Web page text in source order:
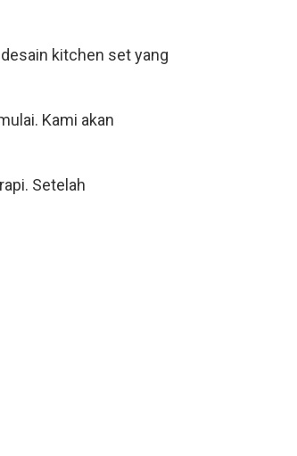
kitchen set yang
Kami akan
Setelah